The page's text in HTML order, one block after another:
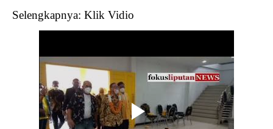
Selengkapnya: Klik Vidio